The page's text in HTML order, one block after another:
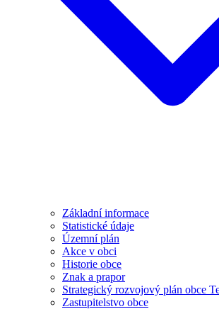
Základní informace
Statistické údaje
Územní plán
Akce v obci
Historie obce
Znak a prapor
Strategický rozvojový plán obce
Zastupitelstvo obce